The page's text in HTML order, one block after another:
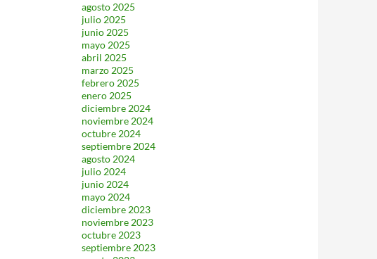
agosto 2025
julio 2025
junio 2025
mayo 2025
abril 2025
marzo 2025
febrero 2025
enero 2025
diciembre 2024
noviembre 2024
octubre 2024
septiembre 2024
agosto 2024
julio 2024
junio 2024
mayo 2024
diciembre 2023
noviembre 2023
octubre 2023
septiembre 2023